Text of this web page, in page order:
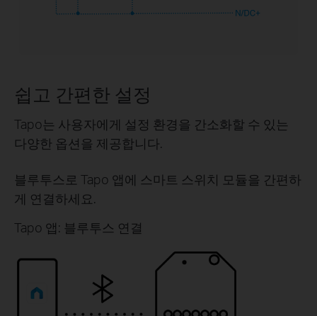
쉽고 간편한 설정
Tapo는 사용자에게 설정 환경을 간소화할 수 있는
다양한 옵션을 제공합니다.
블루투스로 Tapo 앱에 스마트 스위치 모듈을 간편하
게 연결하세요.
Tapo 앱: 블루투스 연결